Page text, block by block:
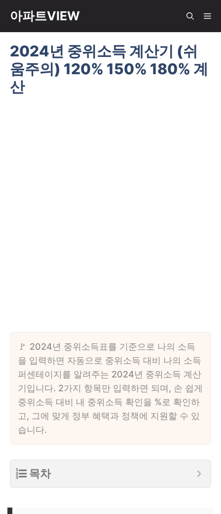
아파트VIEW 메
2024년 중위소득 계산기 (쉬
움주의) 120% 150% 180% 계
산
2024년 중위소득표를 기준으로 나의 소득
을 입력하면 자동으로 중위소득 대비 나의 소득
퍼센테이지를 알려주는 2024년 중위소득 계산
기입니다. 2가지 항목만 입력하면 되며, 손 쉽게
중위소득 대비 내 중위소득 확인을 %로 확인하
고, 그에 맞게 정부 혜택과 정책에 지원할 수 있
습니다.
목차